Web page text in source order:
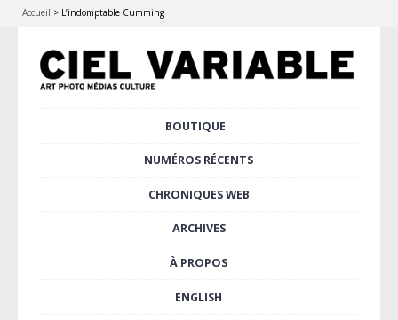
Accueil > L’indomptable Cumming
BOUTIQUE
NUMÉROS RÉCENTS
CHRONIQUES WEB
ARCHIVES
À PROPOS
ENGLISH